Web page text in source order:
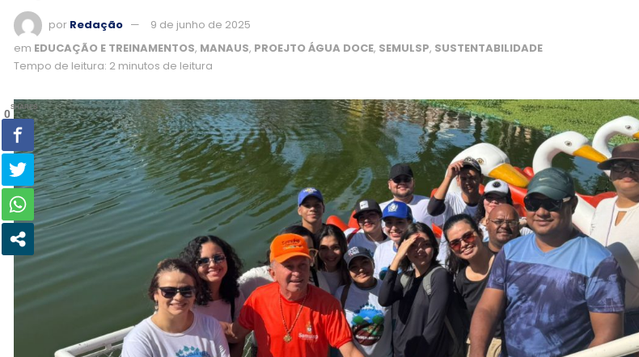
por Redação
9 de junho de 2025
em EDUCAÇÃO E TREINAMENTOS, MANAUS, PROEJTO ÁGUA DOCE, SEMULSP, SUSTENTABILIDADE
Tempo de leitura: 2 minutos de leitura
0
SHARES